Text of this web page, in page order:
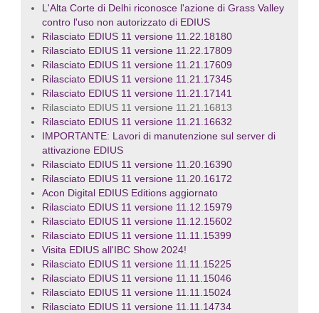
L'Alta Corte di Delhi riconosce l'azione di Grass Valley
contro l'uso non autorizzato di EDIUS
Rilasciato EDIUS 11 versione 11.22.18180
Rilasciato EDIUS 11 versione 11.22.17809
Rilasciato EDIUS 11 versione 11.21.17609
Rilasciato EDIUS 11 versione 11.21.17345
Rilasciato EDIUS 11 versione 11.21.17141
Rilasciato EDIUS 11 versione 11.21.16813
Rilasciato EDIUS 11 versione 11.21.16632
IMPORTANTE: Lavori di manutenzione sul server di
attivazione EDIUS
Rilasciato EDIUS 11 versione 11.20.16390
Rilasciato EDIUS 11 versione 11.20.16172
Acon Digital EDIUS Editions aggiornato
Rilasciato EDIUS 11 versione 11.12.15979
Rilasciato EDIUS 11 versione 11.12.15602
Rilasciato EDIUS 11 versione 11.11.15399
Visita EDIUS all'IBC Show 2024!
Rilasciato EDIUS 11 versione 11.11.15225
Rilasciato EDIUS 11 versione 11.11.15046
Rilasciato EDIUS 11 versione 11.11.15024
Rilasciato EDIUS 11 versione 11.11.14734